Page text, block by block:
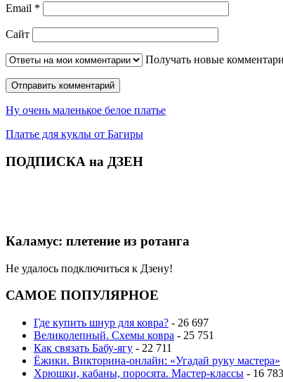
Email *
Сайт
Получать новые
Ну очень маленькое белое платье
Платье для куклы от Багиры
ПОДПИСКА на ДЗЕН
Каламус: плетение из ротанга
Не удалось подключиться к Дзену!
САМОЕ ПОПУЛЯРНОЕ
Где купить шнур для ковра? - 26 697
Великолепный. Схемы ковра - 25 751
Как связать Бабу-ягу - 22 711
Ёжики. Викторина-онлайн: «Угадай руку мастера»
Хрюшки, кабаны, поросята. Мастер-классы - 16 783